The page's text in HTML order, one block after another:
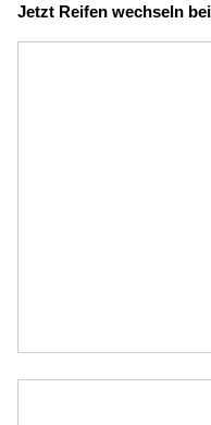
Jetzt Reifen wechseln